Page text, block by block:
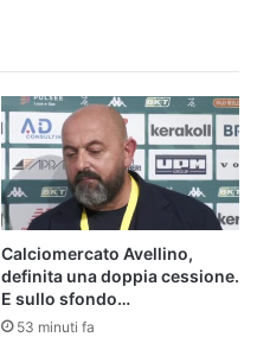
Calciomercato Avellino,
definita una doppia cessione.
E sullo sfondo…
53 minuti fa